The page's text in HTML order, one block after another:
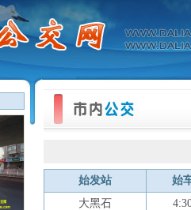
始发站
始
大黑石